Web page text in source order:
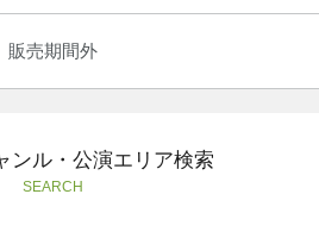
販売期間外
ンル・公演エリア検索
SEARCH